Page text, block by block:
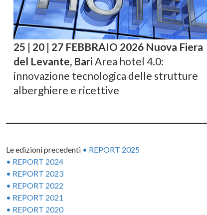
25 | 20 | 27 FEBBRAIO 2026 Nuova Fiera
del Levante, Bari Area hotel 4.0:
innovazione tecnologica delle strutture
alberghiere e ricettive
Le edizioni precedenti • REPORT 2025
• REPORT 2024
• REPORT 2023
• REPORT 2022
• REPORT 2021
• REPORT 2020